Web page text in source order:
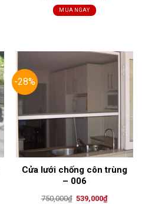
was:
750,000₫.
MUA NGAY
-28%
Cửa lưới chống côn trùng
– 006
750,000₫ Original
539,000₫Current